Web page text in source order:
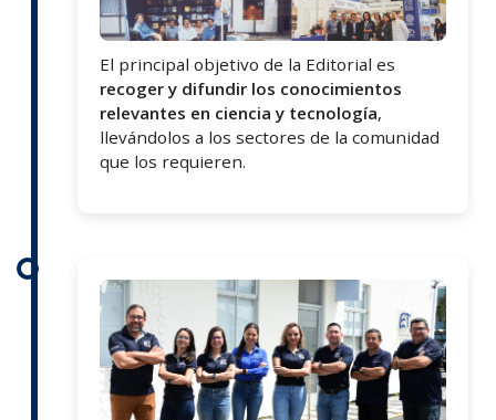
El principal objetivo de la Editorial es
recoger y difundir los conocimientos
relevantes en ciencia y tecnología,
llevándolos a los sectores de la comunidad
que los requieren.